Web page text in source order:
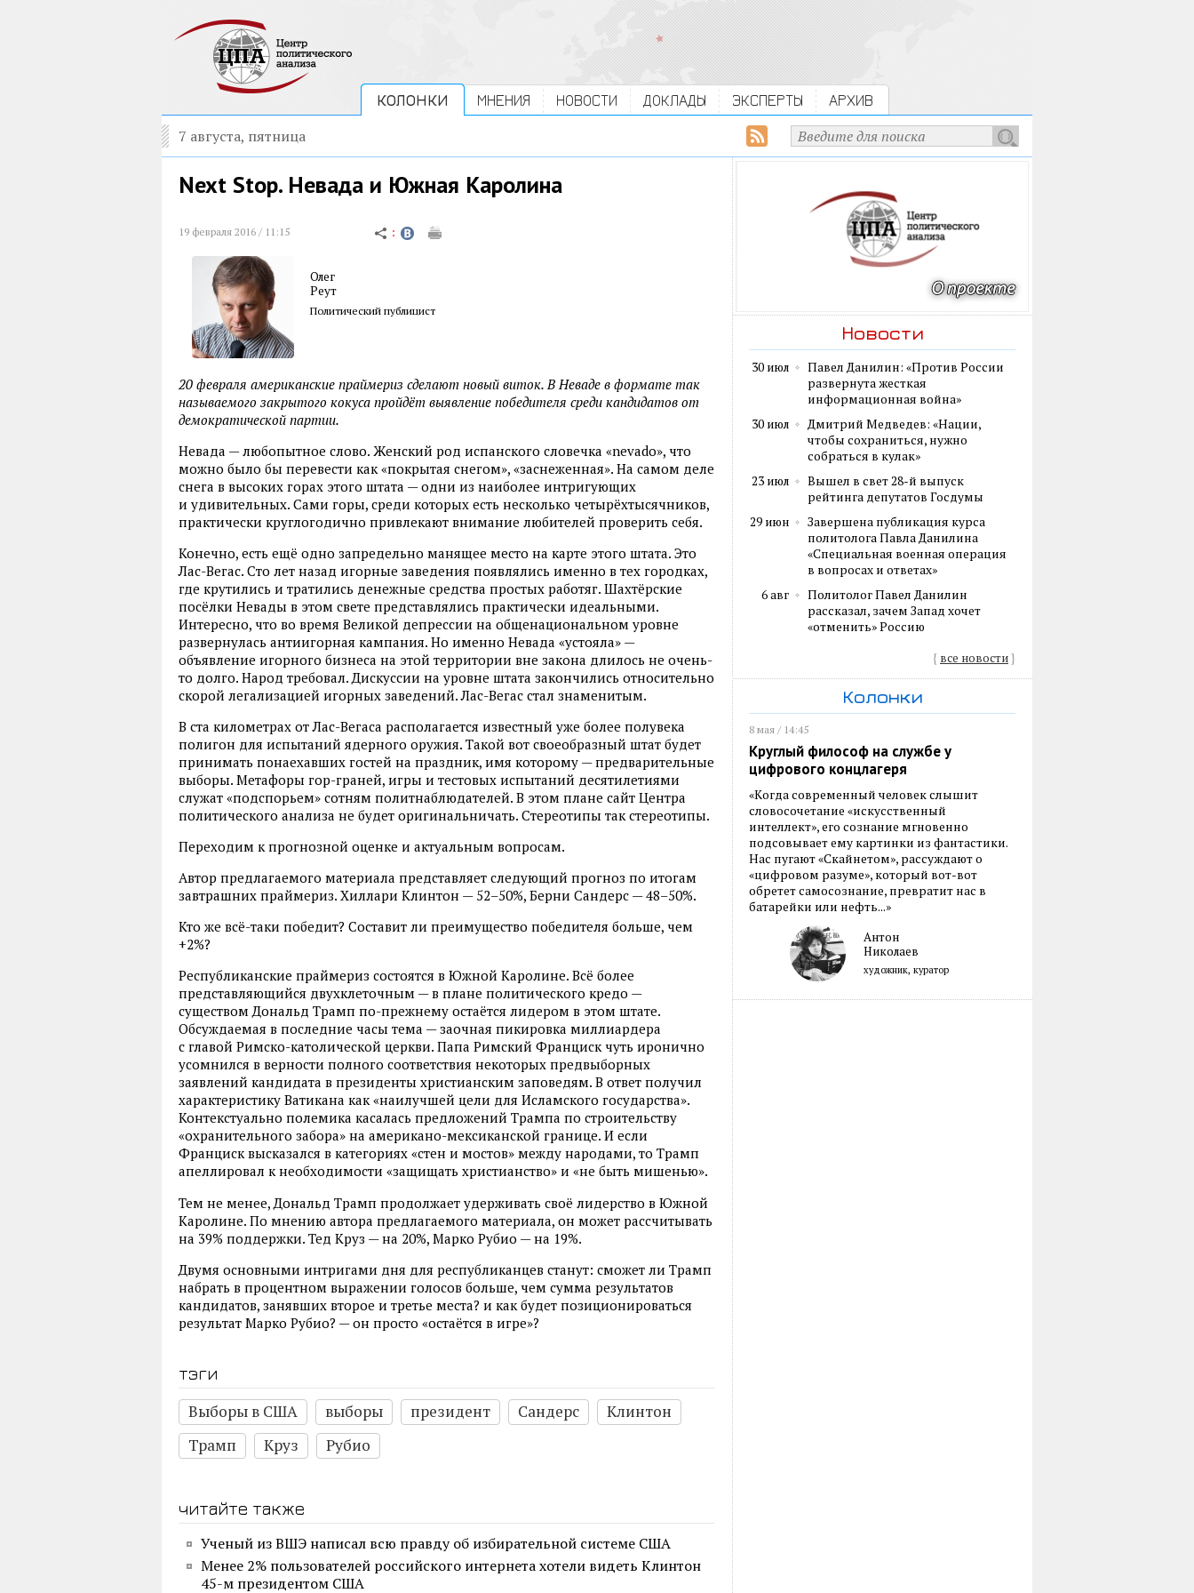
КОЛОНКИ МНЕНИЯ НОВОСТИ ДОКЛАДЫ ЭКСПЕРТЫ АРХИВ
7 августа, пятница
Next Stop. Невада и Южная Каролина
19 февраля 2016 / 11:15
Олег
Реут
Политический публицист
20 февраля американские праймериз сделают новый виток. В Неваде в формате так
называемого закрытого кокуса пройдёт выявление победителя среди кандидатов от
демократической партии.
Невада — любопытное слово. Женский род испанского словечка «nevado», что
можно было бы перевести как «покрытая снегом», «заснеженная». На самом деле
снега в высоких горах этого штата — одни из наиболее интригующих
и удивительных. Сами горы, среди которых есть несколько четырёхтысячников,
практически круглогодично привлекают внимание любителей проверить себя.
Конечно, есть ещё одно запредельно манящее место на карте этого штата. Это
Лас-Вегас. Сто лет назад игорные заведения появлялись именно в тех городках,
где крутились и тратились денежные средства простых работяг. Шахтёрские
посёлки Невады в этом свете представлялись практически идеальными.
Интересно, что во время Великой депрессии на общенациональном уровне
развернулась антиигорная кампания. Но именно Невада «устояла» —
объявление игорного бизнеса на этой территории вне закона длилось не очень-
то долго. Народ требовал. Дискуссии на уровне штата закончились относительно
скорой легализацией игорных заведений. Лас-Вегас стал знаменитым.
В ста километрах от Лас-Вегаса располагается известный уже более полувека
полигон для испытаний ядерного оружия. Такой вот своеобразный штат будет
принимать понаехавших гостей на праздник, имя которому — предварительные
выборы. Метафоры гор-граней, игры и тестовых испытаний десятилетиями
служат «подспорьем» сотням политнаблюдателей. В этом плане сайт Центра
политического анализа не будет оригинальничать. Стереотипы так стереотипы.
Переходим к прогнозной оценке и актуальным вопросам.
Автор предлагаемого материала представляет следующий прогноз по итогам
завтрашних праймериз. Хиллари Клинтон — 52–50%, Берни Сандерс — 48–50%.
Кто же всё-таки победит? Составит ли преимущество победителя больше, чем
+2%?
Республиканские праймериз состоятся в Южной Каролине. Всё более
представляющийся двухклеточным — в плане политического кредо —
существом Дональд Трамп по-прежнему остаётся лидером в этом штате.
Обсуждаемая в последние часы тема — заочная пикировка миллиардера
с главой Римско-католической церкви. Папа Римский Франциск чуть иронично
усомнился в верности полного соответствия некоторых предвыборных
заявлений кандидата в президенты христианским заповедям. В ответ получил
характеристику Ватикана как «наилучшей цели для Исламского государства».
Контекстуально полемика касалась предложений Трампа по строительству
«охранительного забора» на американо-мексиканской границе. И если
Франциск высказался в категориях «стен и мостов» между народами, то Трамп
апеллировал к необходимости «защищать христианство» и «не быть мишенью».
Тем не менее, Дональд Трамп продолжает удерживать своё лидерство в Южной
Каролине. По мнению автора предлагаемого материала, он может рассчитывать
на 39% поддержки. Тед Круз — на 20%, Марко Рубио — на 19%.
Двумя основными интригами дня для республиканцев станут: сможет ли Трамп
набрать в процентном выражении голосов больше, чем сумма результатов
кандидатов, занявших второе и третье места? и как будет позиционироваться
результат Марко Рубио? — он просто «остаётся в игре»?
тэги
Выборы в США
выборы президент Сандерс
Клинтон
Трамп
Круз Рубио
читайте также
Ученый из ВШЭ написал всю правду об избирательной системе США
Менее 2% пользователей российского интернета хотели видеть Клинтон
45-м президентом США
Новости
30 июл
Павел Данилин: «Против России
развернута жесткая
информационная война»
30 июл
Дмитрий Медведев: «Нации,
чтобы сохраниться, нужно
собраться в кулак»
23 июл
Вышел в свет 28-й выпуск
рейтинга депутатов Госдумы
29 июн
Завершена публикация курса
политолога Павла Данилина
«Специальная военная операция
в вопросах и ответах»
6 авг
Политолог Павел Данилин
рассказал, зачем Запад хочет
«отменить» Россию
{ все новости}
Колонки
8 мая / 14:45
Круглый философ на службе у
цифрового концлагеря
«Когда современный человек слышит
словосочетание «искусственный
интеллект», его сознание мгновенно
подсовывает ему картинки из фантастики.
Нас пугают «Скайнетом», рассуждают о
«цифровом разуме», который вот-вот
обретет самосознание, превратит нас в
батарейки или нефть...»
Антон
Николаев
художник, куратор